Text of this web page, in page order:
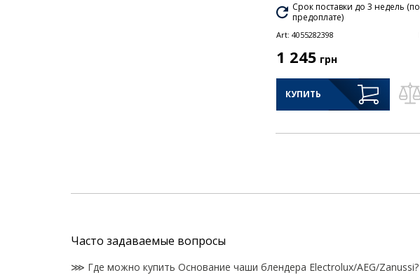
Срок поставки до 3 недель (по
предоплате)
Art: 4055282398
1 245 грн
КУПИТЬ
Часто задаваемые вопросы
⋙ Где можно купить Основание чаши блендера Electrolux/AEG/Zanussi?